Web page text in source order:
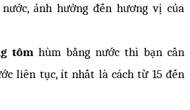
ảnh hưởng đến hương vị của
tôm hùm bằng nước thì bạn cần
liên tục, ít nhất là cách từ 15 đến